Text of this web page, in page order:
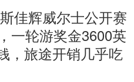
佳辉威尔士公开赛
一轮游奖金3600英
，旅途开销几乎吃